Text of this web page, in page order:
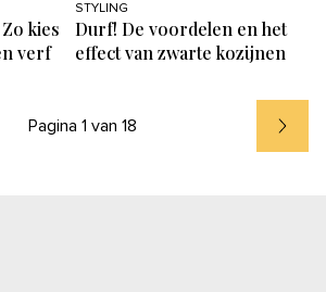
kies
verf
STYLING
Durf! De voordelen en het
effect van zwarte kozijnen
Pagina 1 van 18